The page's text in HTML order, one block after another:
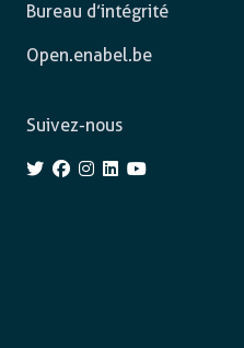
Bureau d’intégrité
Open.enabel.be
Suivez-nous